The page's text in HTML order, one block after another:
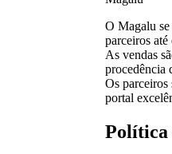
O Magalu se
parceiros
As vendas
procedência
Os parceiros
portal
Política